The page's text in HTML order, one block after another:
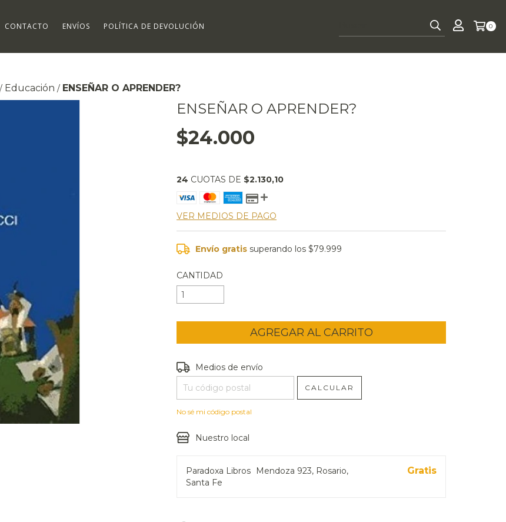
CONTACTO ENVÍOS POLÍTICA DE DEVOLUCIÓN 0
/ Educación / ENSEÑAR O APRENDER?
ENSEÑAR O APRENDER?
$24.000
24 CUOTAS DE $2.130,10
VER MEDIOS DE PAGO
Envío gratis superando los$79.999
CANTIDAD
Entregas para el CP:
Medios de envío
CALCULAR
No sé mi código postal
Nuestro local
Paradoxa Libros
Mendoza 923, Rosario,
Santa Fe
Gratis